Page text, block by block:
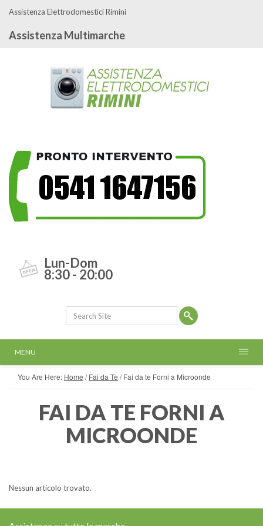
Assistenza Elettrodomestici Rimini
Assistenza Multimarche
Lun-Dom
8:30 - 20:00
MENU
You Are Here: Home /Fai da Te /Fai da te Forni a Microonde
FAI DA TE FORNI A
MICROONDE
Nessun articolo trovato.